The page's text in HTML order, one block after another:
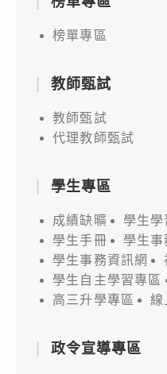
榜單專區
教師甄試
教師甄試
代理教師甄試
學生專區
成績缺曠
學生
學生手冊
學生
學生事務資訊網
學生自主學習專區
高三升學專區
線
政令宣導專區